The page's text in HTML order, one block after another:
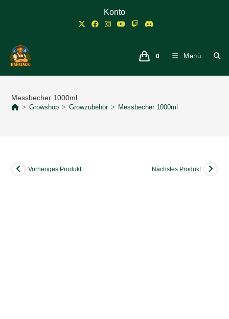
Konto
0 Menü
Messbecher 1000ml
> Growshop > Growzubehör > Messbecher 1000ml
Vorheriges Produkt Nächstes Produkt